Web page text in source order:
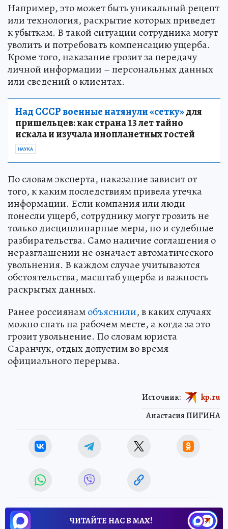
Например, это может быть уникальный рецепт
или технология, раскрытие которых приведет
к убыткам. В такой ситуации сотрудника могут
уволить и потребовать компенсацию ущерба.
Кроме того, наказание грозит за передачу
личной информации – персональных данных
или сведений о клиентах.
Над СССР военные натянули «сетку»для
пришельцев: как страна 13 лет тайно
искала и изучала инопланетных гостей
НАУКА
По словам эксперта, наказание зависит от
того, к каким последствиям привела утечка
информации. Если компания или люди
понесли ущерб, сотруднику могут грозить не
только дисциплинарные меры, но и судебные
разбирательства. Само наличие соглашения о
неразглашении не означает автоматического
увольнения. В каждом случае учитываются
обстоятельства, масштаб ущерба и важность
раскрытых данных.
Ранее россиянамобъяснили, в каких случаях
можно спать на рабочем месте, а когда за это
грозит увольнение. По словам юриста
Саранчук, отдых допустим во время
официального перерыва.
Анастасия ПИГИНА
Источник: kp.ru
ЧИТАЙТЕ НАС В МАХ!